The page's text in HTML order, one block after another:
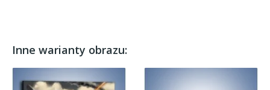
Inne warianty obrazu: